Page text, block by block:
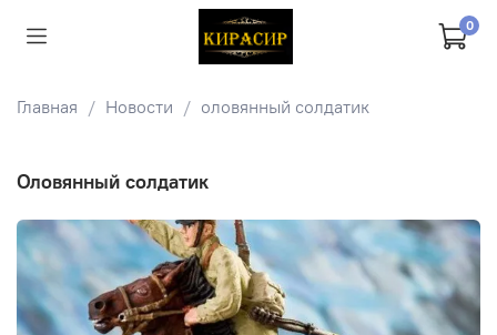
0
Главная Новости оловянный солдатик
оловянный солдатик